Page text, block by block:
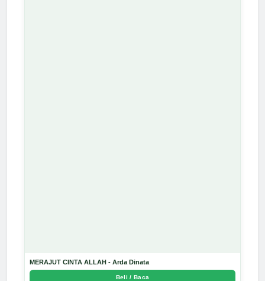
MERAJUT CINTA ALLAH - Arda Dinata
Beli / Baca